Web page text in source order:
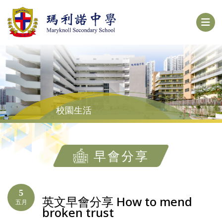
校園生活
早會分享
5
五月 英文早會分享 How to mend
broken trust